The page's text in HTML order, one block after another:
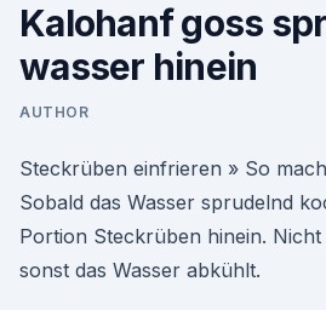
Kalohanf goss
wasser hinein
AUTHOR
Steckrüben einfrieren » So
Sobald das Wasser sprudelnd
Portion Steckrüben hinein.
sonst das Wasser abkühlt.